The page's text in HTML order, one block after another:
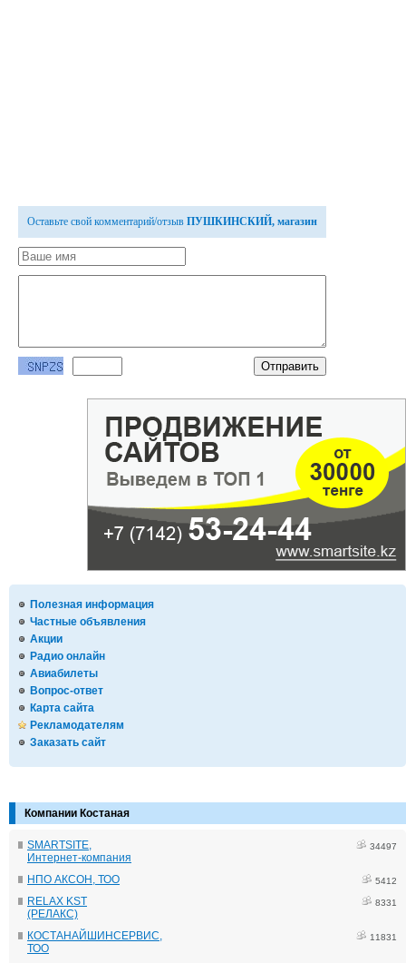
Полезная информация
Частные объявления
Акции
Радио онлайн
Авиабилеты
Вопрос-ответ
Карта сайта
Рекламодателям
Заказать сайт
Компании Костаная
SMARTSITE,
Интернет-компания
34497
НПО АКСОН, ТОО 5412
RELAX KST
(РЕЛАКС)
8331
КОСТАНАЙШИНСЕРВИС,
ТОО
11831
Оставьте свой комментарий/отзыв ПУШКИНСКИЙ, магазин